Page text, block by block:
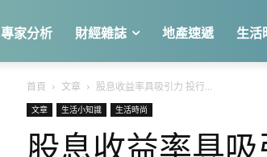
專家分析 財經雜誌 地產速遞 生活
首頁 文章 股息收益率具吸引力 投行...
文章 生活小知識 生活時尚
股息收益率具